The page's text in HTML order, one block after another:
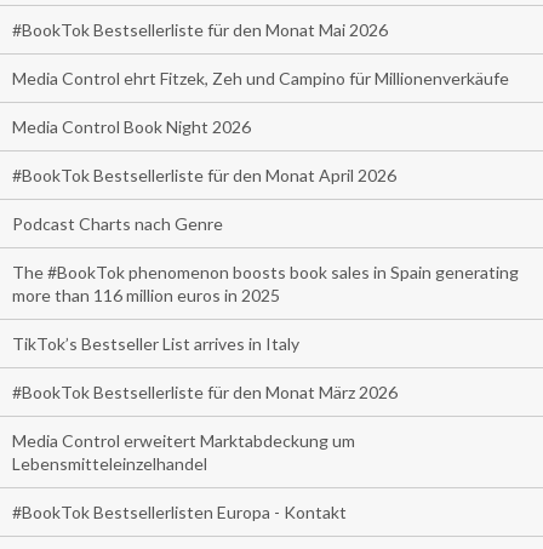
#BookTok Bestsellerliste für den Monat Mai 2026
Media Control ehrt Fitzek, Zeh und Campino für Millionenverkäufe
Media Control Book Night 2026
#BookTok Bestsellerliste für den Monat April 2026
Podcast Charts nach Genre
The #BookTok phenomenon boosts book sales in Spain generating
more than 116 million euros in 2025
TikTok’s Bestseller List arrives in Italy
#BookTok Bestsellerliste für den Monat März 2026
Media Control erweitert Marktabdeckung um
Lebensmitteleinzelhandel
#BookTok Bestsellerlisten Europa - Kontakt